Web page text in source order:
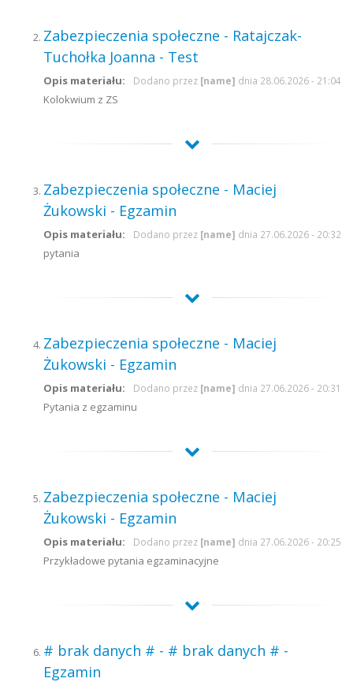
Zabezpieczenia społeczne - Ratajczak-
Tuchołka Joanna - Test
Dodano przez [name] dnia 28.06.2026 - 21:04
Opis materiału:
Kolokwium z ZS
Zabezpieczenia społeczne - Maciej
Żukowski - Egzamin
Dodano przez [name] dnia 27.06.2026 - 20:32
Opis materiału:
pytania
Zabezpieczenia społeczne - Maciej
Żukowski - Egzamin
Dodano przez [name] dnia 27.06.2026 - 20:31
Opis materiału:
Pytania z egzaminu
Zabezpieczenia społeczne - Maciej
Żukowski - Egzamin
Dodano przez [name] dnia 27.06.2026 - 20:25
Opis materiału:
Przykładowe pytania egzaminacyjne
# brak danych # - # brak danych # -
Egzamin